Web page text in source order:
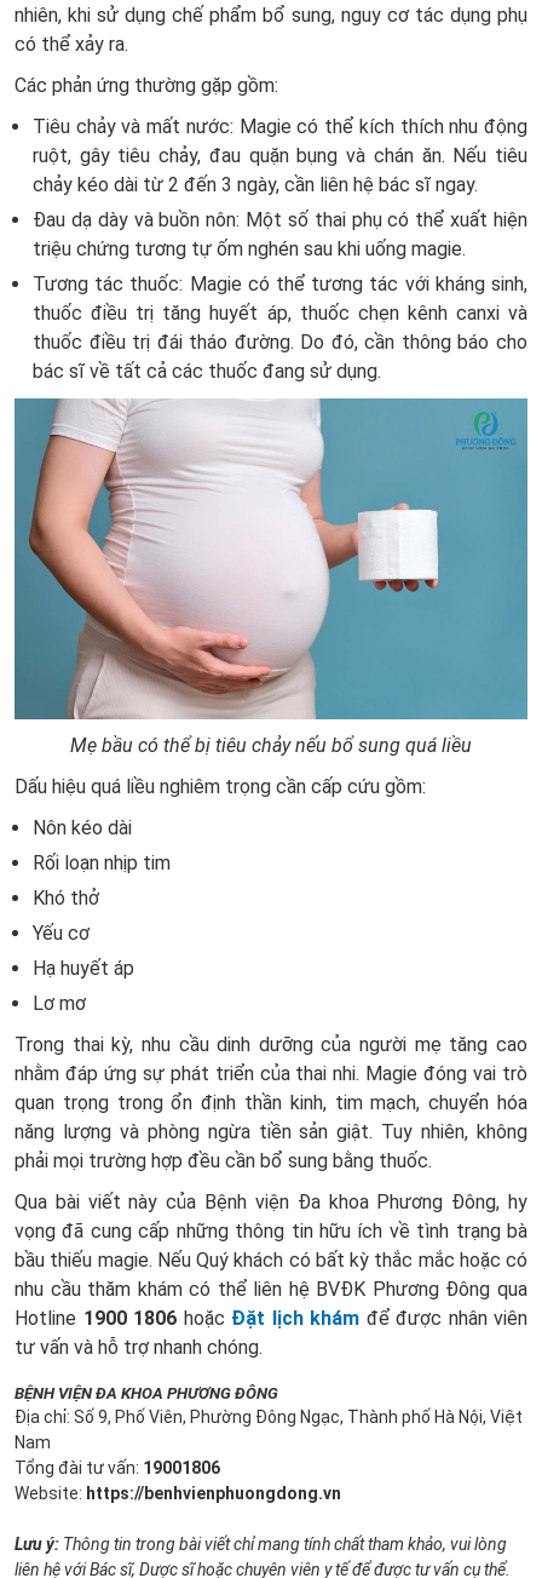
nhiên, khi sử dụng chế phẩm bổ sung, nguy cơ tác dụng phụ
có thể xảy ra.
Các phản ứng thường gặp gồm:
Tiêu chảy và mất nước: Magie có thể kích thích nhu động
ruột, gây tiêu chảy, đau quặn bụng và chán ăn. Nếu tiêu
chảy kéo dài từ 2 đến 3 ngày, cần liên hệ bác sĩ ngay.
Đau dạ dày và buồn nôn: Một số thai phụ có thể xuất hiện
triệu chứng tương tự ốm nghén sau khi uống magie.
Tương tác thuốc: Magie có thể tương tác với kháng sinh,
thuốc điều trị tăng huyết áp, thuốc chẹn kênh canxi và
thuốc điều trị đái tháo đường. Do đó, cần thông báo cho
bác sĩ về tất cả các thuốc đang sử dụng.
Mẹ bầu có thể bị tiêu chảy nếu bổ sung quá liều
Dấu hiệu quá liều nghiêm trọng cần cấp cứu gồm:
Nôn kéo dài
Rối loạn nhịp tim
Khó thở
Yếu cơ
Hạ huyết áp
Lơ mơ
Trong thai kỳ, nhu cầu dinh dưỡng của người mẹ tăng cao
nhằm đáp ứng sự phát triển của thai nhi. Magie đóng vai trò
quan trọng trong ổn định thần kinh, tim mạch, chuyển hóa
năng lượng và phòng ngừa tiền sản giật. Tuy nhiên, không
phải mọi trường hợp đều cần bổ sung bằng thuốc.
Qua bài viết này của Bệnh viện Đa khoa Phương Đông, hy
vọng đã cung cấp những thông tin hữu ích về tình trạng bà
bầu thiếu magie. Nếu Quý khách có bất kỳ thắc mắc hoặc có
nhu cầu thăm khám có thể liên hệ BVĐK Phương Đông qua
Hotline 1900 1806 hoặc Đặt lịch khám để được nhân viên
tư vấn và hỗ trợ nhanh chóng.
BỆNH VIỆN ĐA KHOA PHƯƠNG ĐÔNG
Địa chỉ: Số 9, Phố Viên, Phường Đông Ngạc, Thành phố Hà Nội, Việt
Nam
Tổng đài tư vấn: 19001806
Website: https://benhvienphuongdong.vn
Lưu ý: Thông tin trong bài viết chỉ mang tính chất tham khảo, vui lòng
liên hệ với Bác sĩ, Dược sĩ hoặc chuyên viên y tế để được tư vấn cụ thể.